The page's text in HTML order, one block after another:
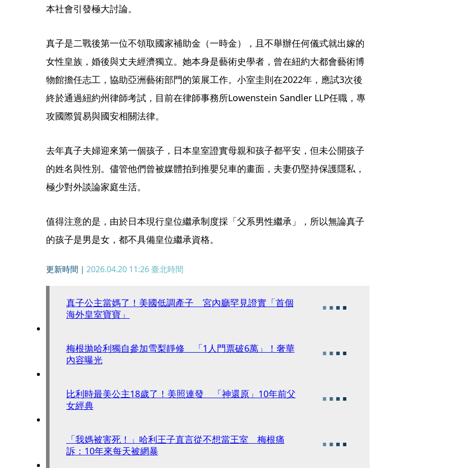
本社會引發極大討論。
真子是二戰後第一位不領取國家補助金（一時金），且不舉辦任何儀式就出嫁的
女性皇族，婚後與丈夫經濟獨立。她本身是藝術史學者，曾在紐約大都會藝術博
物館擔任志工，協助亞洲藝術部門的策展工作。小室圭則在2022年，應試3次後
終於通過紐約州律師考試，目前在律師事務所Lowenstein Sandler LLP任職，專
攻國際貿易與國安相關法律。
去年真子夫婦迎來第一個孩子，日本皇室證實母親和孩子都平安，但未公開孩子
的姓名與性別。儘管他們曾被媒體拍到推嬰兒車的畫面，夫妻仍堅持保護隱私，
極少對外談論家庭生活。
值得注意的是，由於日本現行皇位繼承制度採「父系男性繼承」，所以無論真子
的孩子是男是女，都不具備皇位繼承資格。
更新時間｜ 2026.04.20 11:26臺北時間
真子公主當媽了！美國低調產子 宮內廳罕見證實「首個
海外皇室寶寶」
梅根拋哈利獨自參加雪梨靜修 「1人門票破6萬」！奢華
內容曝光
比利時最美公主18歲了！美照連發 「神還原」10年前父
女經典
「我媽被害死！」哈利王子直言從不想當王室 梅根痛
訴：10年來每天被網暴